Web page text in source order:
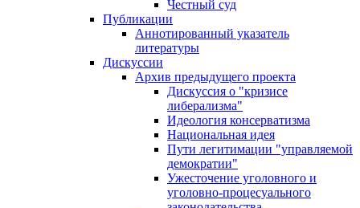
Честный суд
Публикации
Аннотированный указатель
литературы
Дискуссии
Архив предыдущего проекта
Дискуссия о "кризисе
либерализма"
Идеология консерватизма
Национальная идея
Пути легитимации "управляемой
демократии"
Ужесточение уголовного и
уголовно-процесуального